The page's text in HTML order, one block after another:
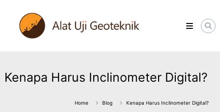
content
ALATUJIGEOTEKNIK.COM
DISTRIBUTOR
INSTRUMENT
Kenapa Harus Inclinometer Digital?
Home Blog Kenapa Harus Inclinometer Digital?